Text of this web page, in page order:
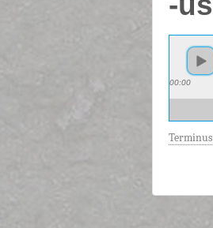
00:00
Terminus